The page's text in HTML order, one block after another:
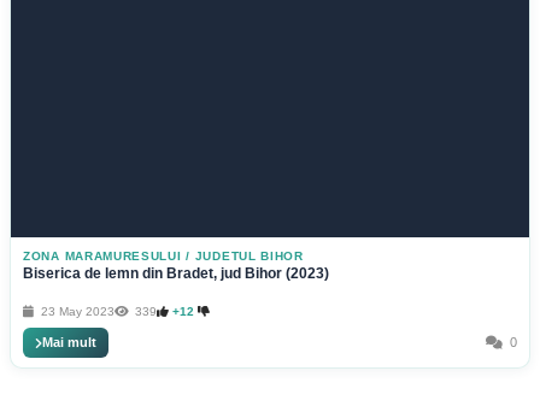
ZONA MARAMURESULUI / JUDETUL BIHOR
Biserica de lemn din Bradet, jud Bihor (2023)
23 May 2023 339 +12
Mai mult 0